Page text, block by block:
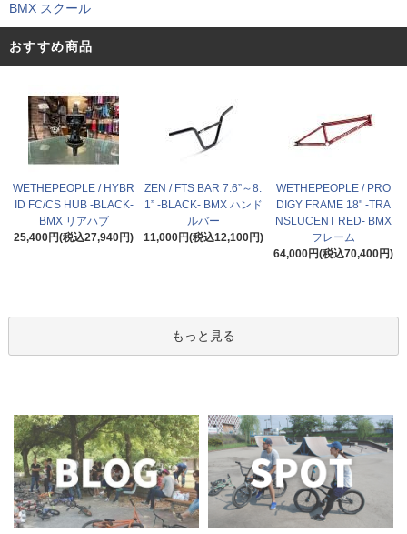
BMX スクール
おすすめ商品
WETHEPEOPLE / HYBR
ID FC/CS HUB -BLACK-
BMX リアハブ
25,400円(税込27,940円)
ZEN / FTS BAR 7.6”～8.
1” -BLACK- BMX ハンド
ルバー
11,000円(税込12,100円)
WETHEPEOPLE / PRO
DIGY FRAME 18" -TRA
NSLUCENT RED- BMX
フレーム
64,000円(税込70,400円)
もっと見る